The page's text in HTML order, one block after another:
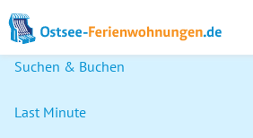
Suchen & Buchen
Last Minute